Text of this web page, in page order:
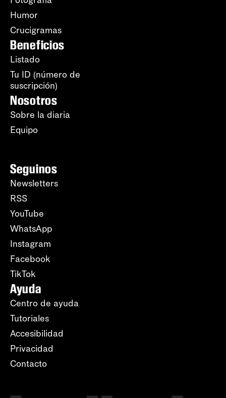
Humor
Crucigramas
Beneficios
Listado
Tu ID (número de
suscripción)
Nosotros
Sobre la diaria
Equipo
Seguinos
Newsletters
RSS
YouTube
WhatsApp
Instagram
Facebook
TikTok
Ayuda
Centro de ayuda
Tutoriales
Accesibilidad
Privacidad
Contacto